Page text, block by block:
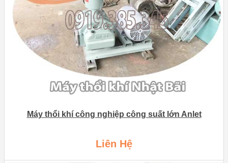
Máy thổi khí công nghiệp công suất lớn Anlet
Liên Hệ